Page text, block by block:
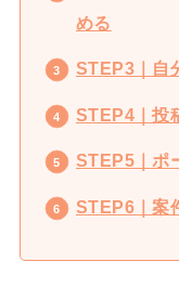
める
STEP3｜自
STEP4｜投
STEP5｜ポ
STEP6｜案